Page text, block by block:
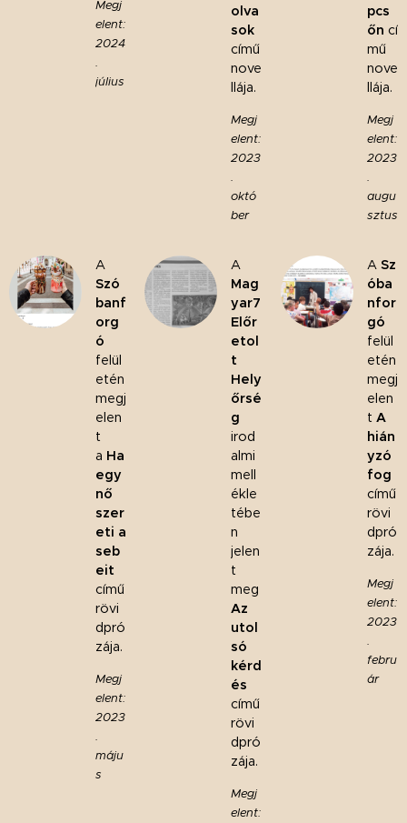
Megj
elent:
2024
.
július
olva
sok
című
nove
llája.
Megj
elent:
2023
.
októ
ber
pcs
őn cí
mű
nove
llája.
Megj
elent:
2023
.
augu
sztus
A
Szó
banf
org
ó
felül
etén
megj
elen
t
a Ha
egy
nő
szer
eti a
seb
eit
című
rövi
dpró
zája.
Megj
elent:
2023
.
máju
s
A
Mag
yar7
Előr
etol
t
Hely
őrsé
g
irod
almi
mell
ékle
tébe
n
jelen
t
meg
Az
utol
só
kérd
és
című
rövi
dpró
zája.
Megj
elent:
A Sz
óba
nfor
gó
felül
etén
megj
elen
t A
hián
yzó
fog
című
rövi
dpró
zája.
Megj
elent:
2023
.
febru
ár